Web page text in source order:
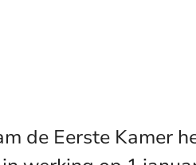
de Eerste Kamer